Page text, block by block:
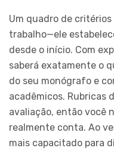
Um quadro de
trabalho—ele
desde o início. Com
saberá exatamente o
do seu monógrafo e
acadêmicos. Rubricas
avaliação, então você
realmente conta. Ao
mais capacitado para